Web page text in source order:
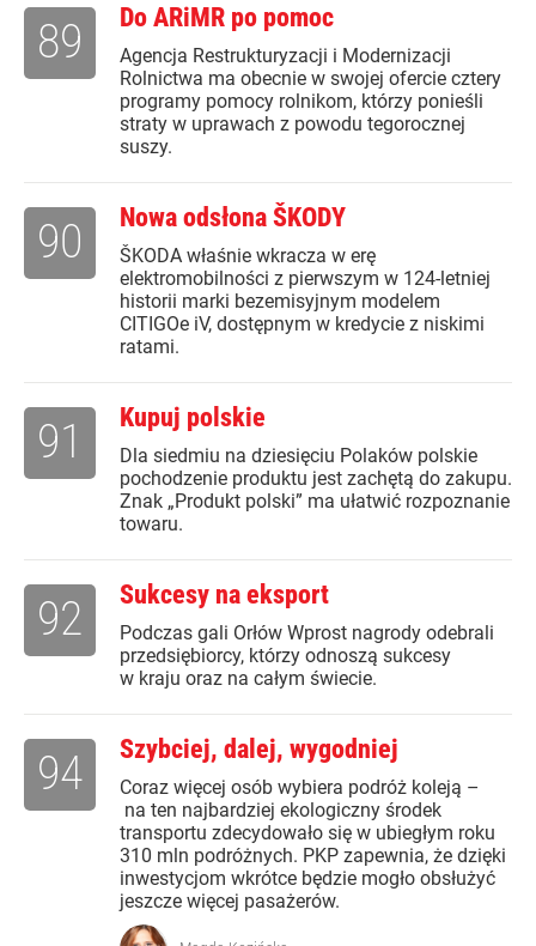
Do ARiMR po pomoc
Agencja Restrukturyzacji i Modernizacji
Rolnictwa ma obecnie w swojej ofercie cztery
programy pomocy rolnikom, którzy ponieśli
straty w uprawach z powodu tegorocznej
suszy.
89
Nowa odsłona ŠKODY
ŠKODA właśnie wkracza w erę
elektromobilności z pierwszym w 124-letniej
historii marki bezemisyjnym modelem
CITIGOe iV, dostępnym w kredycie z niskimi
ratami.
90
Kupuj polskie
Dla siedmiu na dziesięciu Polaków polskie
pochodzenie produktu jest zachętą do zakupu.
Znak „Produkt polski” ma ułatwić rozpoznanie
towaru.
91
Sukcesy na eksport
Podczas gali Orłów Wprost nagrody odebrali
przedsiębiorcy, którzy odnoszą sukcesy
w kraju oraz na całym świecie.
92
Szybciej, dalej, wygodniej
Coraz więcej osób wybiera podróż koleją –
na ten najbardziej ekologiczny środek
transportu zdecydowało się w ubiegłym roku
310 mln podróżnych. PKP zapewnia, że dzięki
inwestycjom wkrótce będzie mogło obsłużyć
jeszcze więcej pasażerów.
94